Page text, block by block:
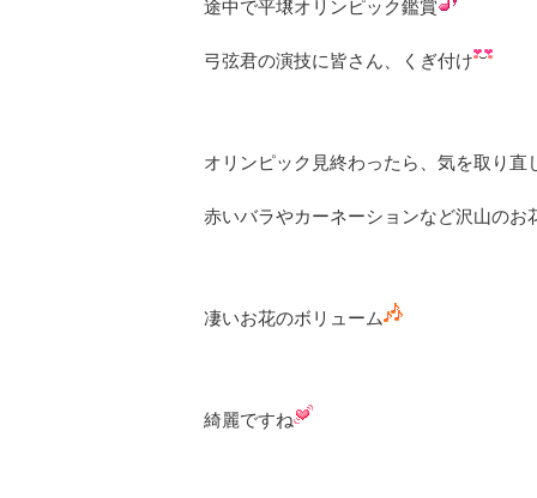
途中で平壌オリンピック鑑賞
弓弦君の演技に皆さん、くぎ付け
オリンピック見終わったら、気を取り直
赤いバラやカーネーションなど沢山のお
凄いお花のボリューム
綺麗ですね